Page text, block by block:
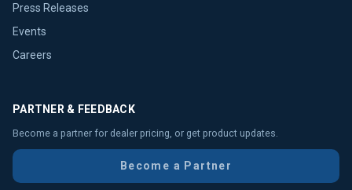
Press Releases
Events
Careers
PARTNER & FEEDBACK
Become a partner for dealer pricing, or get product updates.
Become a Partner